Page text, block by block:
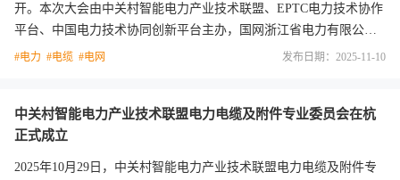
开。本次大会由中关村智能电力产业技术联盟、EPTC电力技术协作
平台、中国电力技术协同创新平台主办，国网浙江省电力有限公司
杭州供电公司、国网天津市电力公司电缆分公司、杭州市电力学会
#电力 #电缆 #电网 发布日期：2025-11-10
中关村智能电力产业技术联盟电力电缆及附件专业委员会在杭
正式成立
2025年10月29日，中关村智能电力产业技术联盟电力电缆及附件专